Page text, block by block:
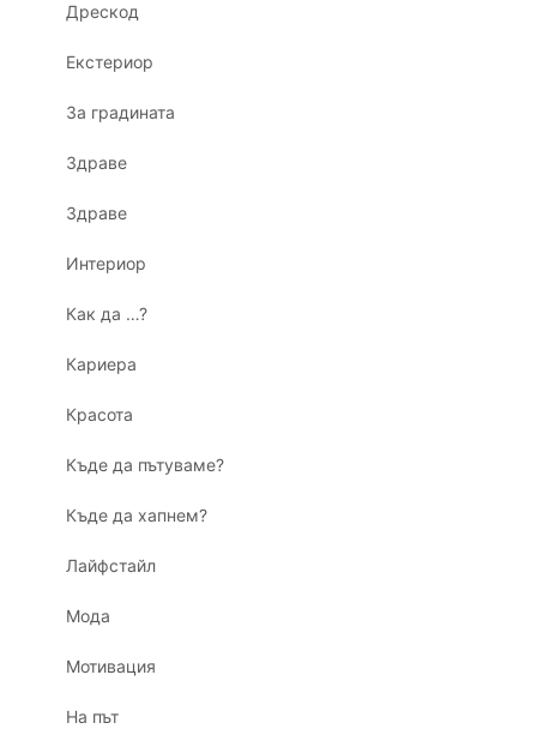
Дрескод
Екстериор
За градината
Здраве
Здраве
Интериор
Как да …?
Кариера
Красота
Къде да пътуваме?
Къде да хапнем?
Лайфстайл
Мода
Мотивация
На път